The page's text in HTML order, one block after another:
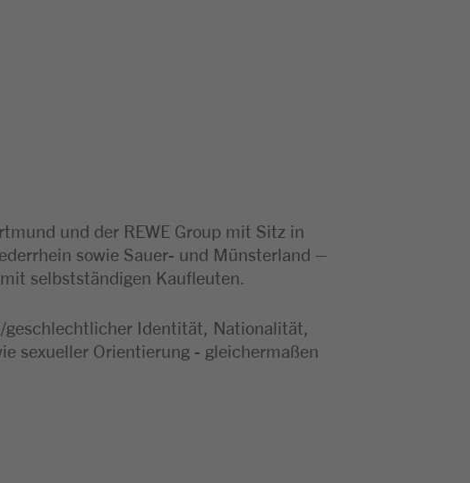
und der REWE Group mit Sitz in
sowie Sauer- und Münsterland –
selbstständigen Kaufleuten.
Identität, Nationalität,
sexueller Orientierung - gleichermaßen